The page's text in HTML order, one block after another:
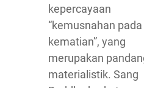
kepercayaan
“kemusnahan pada
kematian”, yang
merupakan
materialistik. Sang